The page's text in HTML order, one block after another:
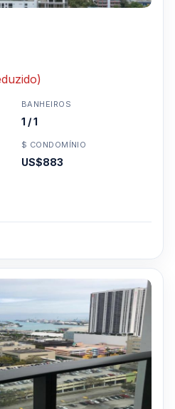
BANHEIROS
1 / 1
$ CONDOMÍNIO
US$883